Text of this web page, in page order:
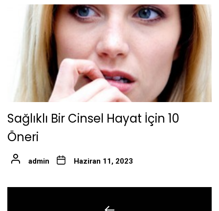
Sağlıklı Bir Cinsel Hayat İçin 10
Öneri
admin Haziran 11, 2023